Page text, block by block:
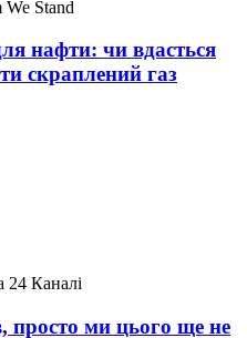
We Stand
нафти: чи вдасться
скраплений газ
24 Каналі
просто ми цього ще не